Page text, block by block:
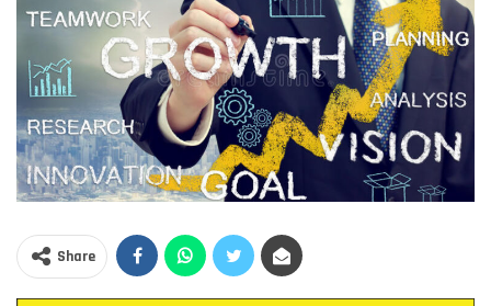
Share